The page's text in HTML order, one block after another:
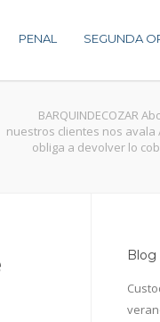
PENAL SEGUNDA
BARQUINDECOZAR
nuestros clientes nos avala
obliga a devolver lo
Blog